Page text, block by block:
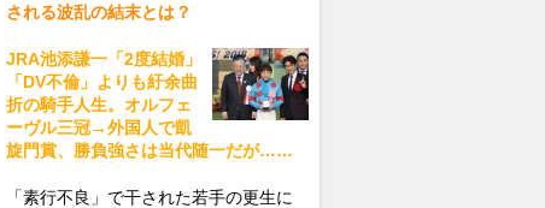
される波乱の結末とは？
JRA池添謙一「2度結婚」
「DV不倫」よりも紆余曲
折の騎手人生。オルフェ
ーヴル三冠→外国人で凱
旋門賞、勝負強さは当代随一だが……
「素行不良」で干された若手の更生に